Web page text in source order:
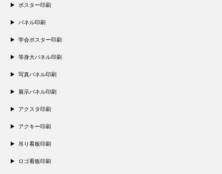
ポスター印刷
パネル印刷
学会ポスター印刷
等身大パネル印刷
写真パネル印刷
展示パネル印刷
アクスタ印刷
アクキー印刷
吊り看板印刷
ロゴ看板印刷